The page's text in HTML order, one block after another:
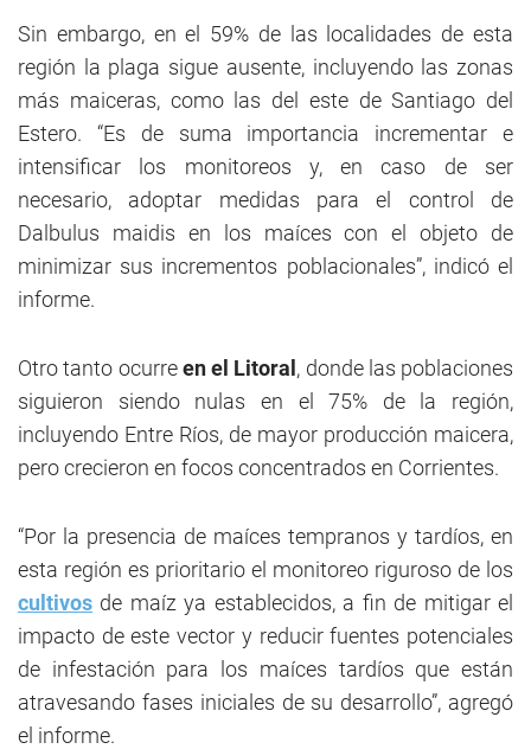
Sin embargo, en el 59% de las localidades de esta
región la plaga sigue ausente, incluyendo las zonas
más maiceras, como las del este de Santiago del
Estero. “Es de suma importancia incrementar e
intensificar los monitoreos y, en caso de ser
necesario, adoptar medidas para el control de
Dalbulus maidis en los maíces con el objeto de
minimizar sus incrementos poblacionales”, indicó el
informe.
Otro tanto ocurreen el Litoral , donde las poblaciones
siguieron siendo nulas en el 75% de la región,
incluyendo Entre Ríos, de mayor producción maicera,
pero crecieron en focos concentrados en Corrientes.
“Por la presencia de maíces tempranos y tardíos, en
esta región es prioritario el monitoreo riguroso de los
cultivos de maíz ya establecidos, a fin de mitigar el
impacto de este vector y reducir fuentes potenciales
de infestación para los maíces tardíos que están
atravesando fases iniciales de su desarrollo”, agregó
el informe.